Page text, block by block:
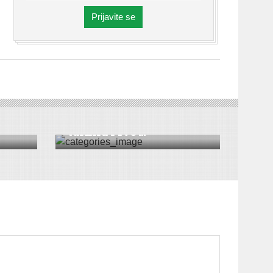
Prijavite se
SPORT|SREMSKA MITROVICA
turnira Prve ...